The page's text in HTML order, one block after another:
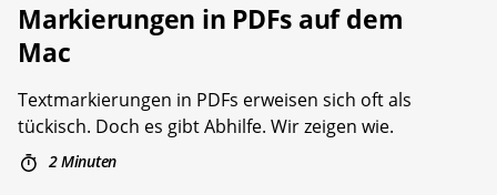
Markierungen in PDFs auf dem
Mac
Textmarkierungen in PDFs erweisen sich oft als
tückisch. Doch es gibt Abhilfe. Wir zeigen wie.
2 Minuten